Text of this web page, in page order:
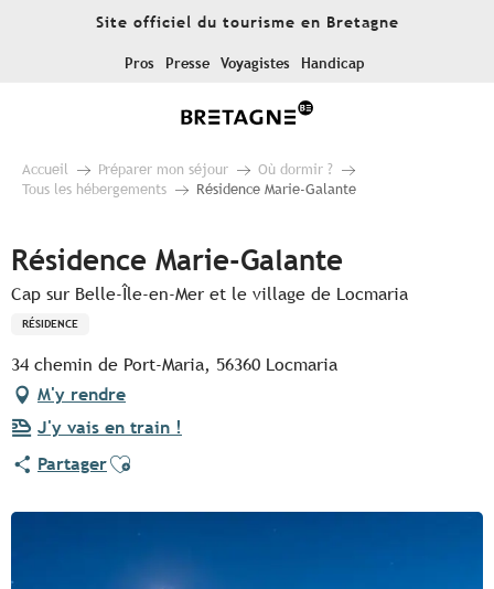
Site officiel du tourisme en Bretagne
Pros Presse Voyagistes Handicap
Accueil Préparer mon séjour
Où dormir ?
Tous les hébergements
Résidence Marie-Galante
Résidence Marie-Galante
Cap sur Belle-Île-en-Mer et le village de Locmaria
RÉSIDENCE
34 chemin de Port-Maria, 56360 Locmaria
M'y rendre
J'y vais en train !
PartagerAjouter aux favoris